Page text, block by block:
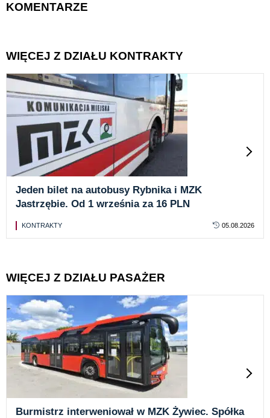
KOMENTARZE
WIĘCEJ Z DZIAŁU KONTRAKTY
Jeden bilet na autobusy Rybnika i MZK
Jastrzębie. Od 1 września za 16 PLN
KONTRAKTY 05.08.2026
WIĘCEJ Z DZIAŁU PASAŻER
Burmistrz interweniował w MZK Żywiec. Spółka